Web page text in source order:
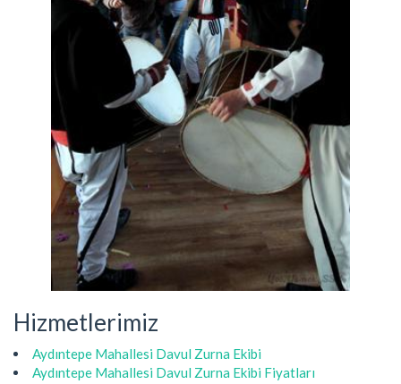
Hizmetlerimiz
Aydıntepe Mahallesi Davul Zurna Ekibi
Aydıntepe Mahallesi Davul Zurna Ekibi Fiyatları